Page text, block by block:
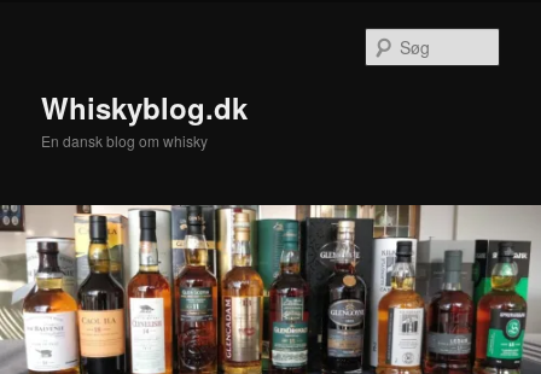
Whiskyblog.dk
En dansk blog om whisky